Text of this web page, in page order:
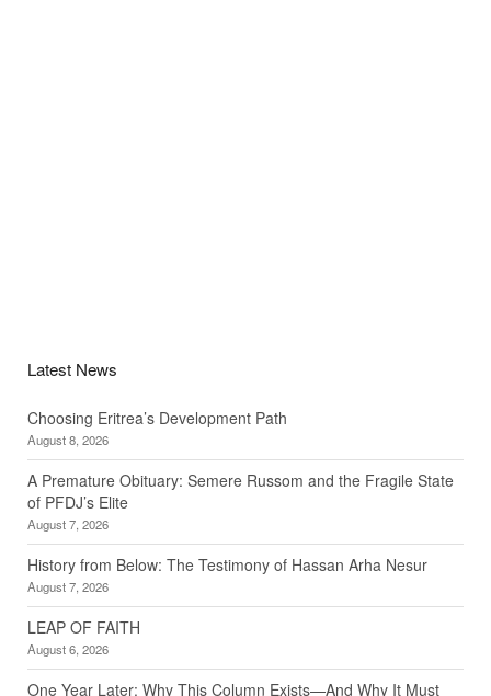
Latest News
Choosing Eritrea’s Development Path
August 8, 2026
A Premature Obituary: Semere Russom and the Fragile State
of PFDJ’s Elite
August 7, 2026
History from Below: The Testimony of Hassan Arha Nesur
August 7, 2026
LEAP OF FAITH
August 6, 2026
One Year Later: Why This Column Exists—And Why It Must